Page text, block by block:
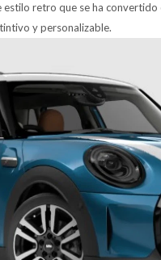
retro que se ha
y personalizable.